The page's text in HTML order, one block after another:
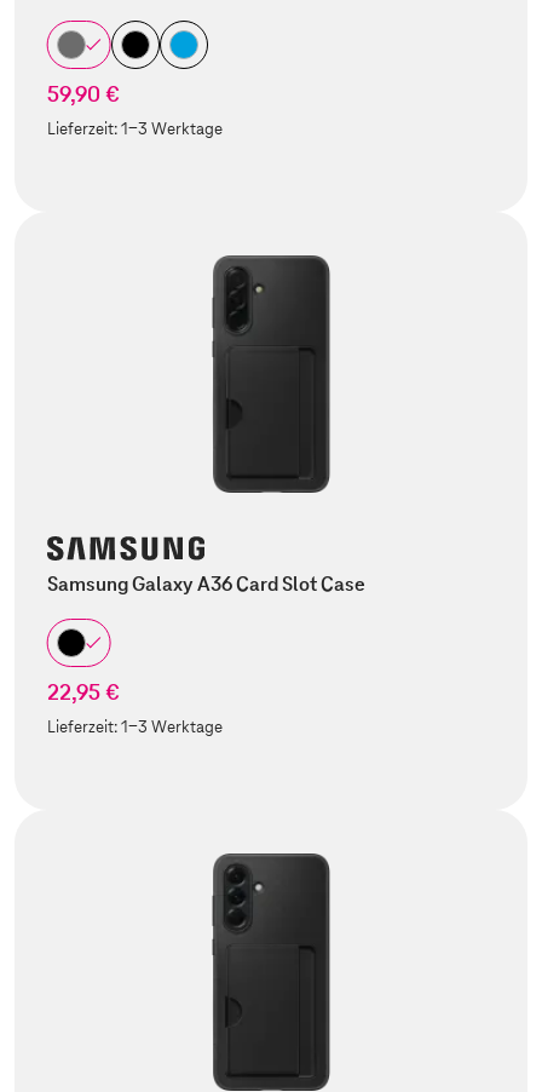
59,90 €
Lieferzeit:1-3 Werktage
Samsung Galaxy A36 Card Slot Case
22,95 €
Lieferzeit:1-3 Werktage